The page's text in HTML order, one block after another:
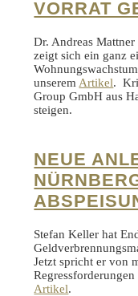
VORRAT
Dr. Andreas
zeigt sich ein ganz
unserem Artikel.
Group GmbH aus
steigen.
NEUE
Stefan Keller hat
Jetzt spricht er von
Artikel.